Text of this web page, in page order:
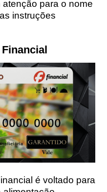
para o nome
instruções
é voltado para